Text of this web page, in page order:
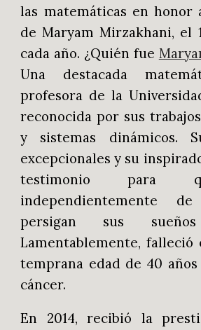
las matemáticas en honor
de Maryam Mirzakhani, el
cada año. ¿Quién fue
Una destacada
profesora de la
reconocida por sus
y sistemas dinámicos.
excepcionales y su
testimonio para
independientemente
persigan sus
Lamentablemente, falleció
temprana edad de 40
cáncer.
En 2014, recibió la